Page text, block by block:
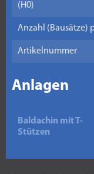
(H0)
Anzahl (Bausätze)
Artikelnummer
Anlagen
Baldachin mit T-
Stützen